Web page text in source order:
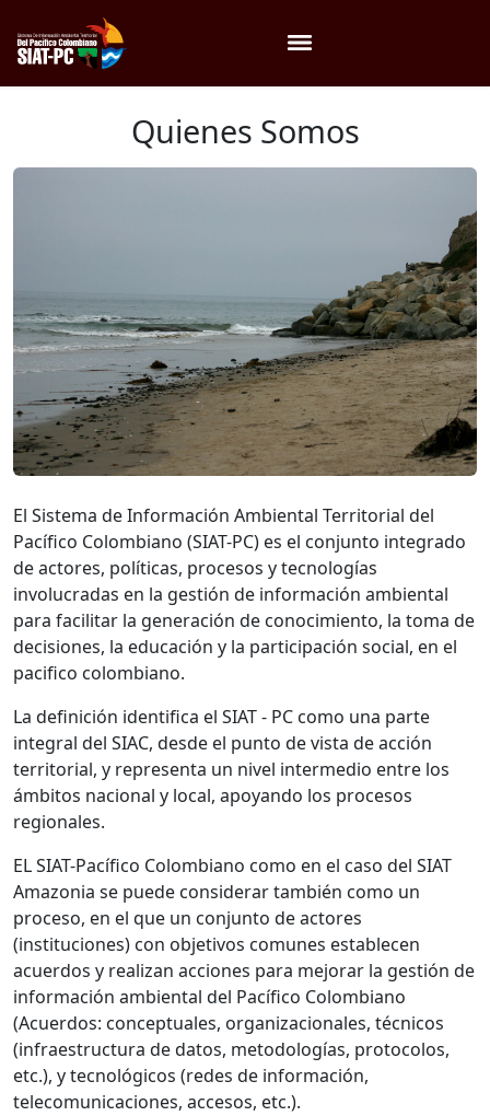
Menú
Quienes Somos
El Sistema de Información Ambiental Territorial del
Pacífico Colombiano (SIAT-PC) es el conjunto integrado
de actores, políticas, procesos y tecnologías
involucradas en la gestión de información ambiental
para facilitar la generación de conocimiento, la toma de
decisiones, la educación y la participación social, en el
pacifico colombiano.
La definición identifica el SIAT - PC como una parte
integral del SIAC, desde el punto de vista de acción
territorial, y representa un nivel intermedio entre los
ámbitos nacional y local, apoyando los procesos
regionales.
EL SIAT-Pacífico Colombiano como en el caso del SIAT
Amazonia se puede considerar también como un
proceso, en el que un conjunto de actores
(instituciones) con objetivos comunes establecen
acuerdos y realizan acciones para mejorar la gestión de
información ambiental del Pacífico Colombiano
(Acuerdos: conceptuales, organizacionales, técnicos
(infraestructura de datos, metodologías, protocolos,
etc.), y tecnológicos (redes de información,
telecomunicaciones, accesos, etc.).